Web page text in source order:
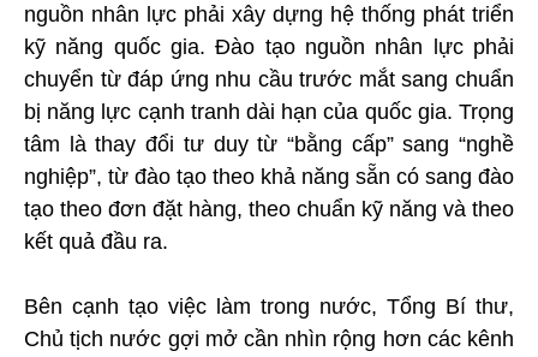
nguồn nhân lực phải xây dựng hệ thống phát triển
kỹ năng quốc gia. Đào tạo nguồn nhân lực phải
chuyển từ đáp ứng nhu cầu trước mắt sang chuẩn
bị năng lực cạnh tranh dài hạn của quốc gia. Trọng
tâm là thay đổi tư duy từ “bằng cấp” sang “nghề
nghiệp”, từ đào tạo theo khả năng sẵn có sang đào
tạo theo đơn đặt hàng, theo chuẩn kỹ năng và theo
kết quả đầu ra.
Bên cạnh tạo việc làm trong nước, Tổng Bí thư,
Chủ tịch nước gợi mở cần nhìn rộng hơn các kênh